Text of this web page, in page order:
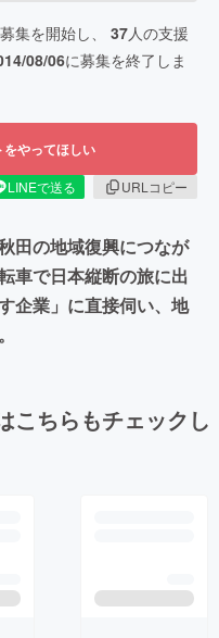
集を開始し、 37人の支援
08/06に募集を終了しま
をやってほしい
LINEで送る
URLコピー
田の地域復興につなが
車で日本縦断の旅に出
企業」に直接伺い、地
こちらもチェックし